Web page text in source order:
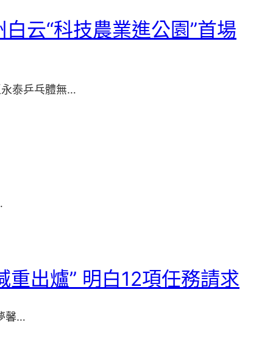
云“科技農業進公園”首場
永泰乒乓體無…
出爐” 明白12項任務請求
馨…